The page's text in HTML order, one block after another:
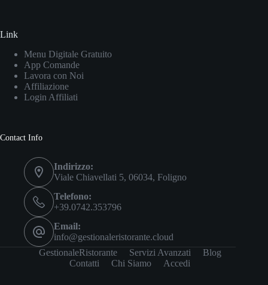
Link
Menu Digitale Gratuito
App Comande
Lavora con Noi
Affiliazione
Login Affiliati
Contact Info
Indirizzo:
Viale Chiavellati 5, 06034, Foligno
Telefono:
+39.0742.353796
Email:
info@gestionaleristorante.cloud
GestionaleRistorante
Servizi Avanzati
Blog
Contatti
Chi Siamo Accedi